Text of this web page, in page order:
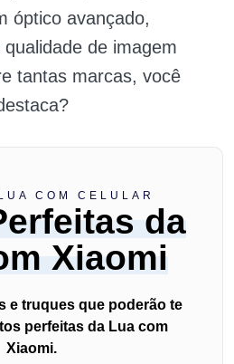
óptico avançado,
de imagem
tantas marcas, você
COM CELULAR
da
Xiaomi
e truques que poderão te
perfeitas da Lua com
Xiaomi.